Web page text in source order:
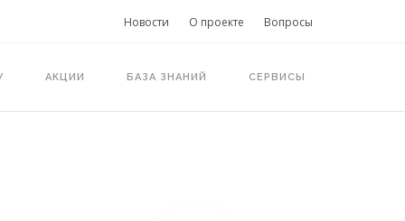
Новости О проекте Вопросы
АКЦИИ БАЗА ЗНАНИЙ СЕРВИСЫ